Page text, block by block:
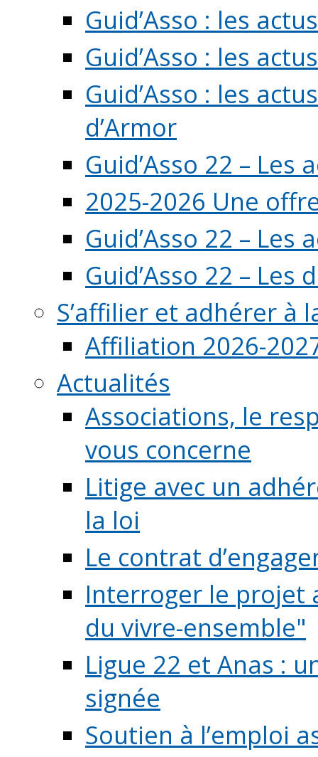
Guid’Asso : les
Guid’Asso : les
Guid’Asso : les
d’Armor
Guid’Asso 22 – Les
2025-2026 Une
Guid’Asso 22 –
Guid’Asso 22 – Les
S’affilier et adhérer à
Affiliation 2026-
Actualités
Associations, le
vous concerne
Litige avec un
la loi
Le contrat
Interroger le projet
du vivre-ensemble"
Ligue 22 et Anas :
signée
Soutien à l’emploi